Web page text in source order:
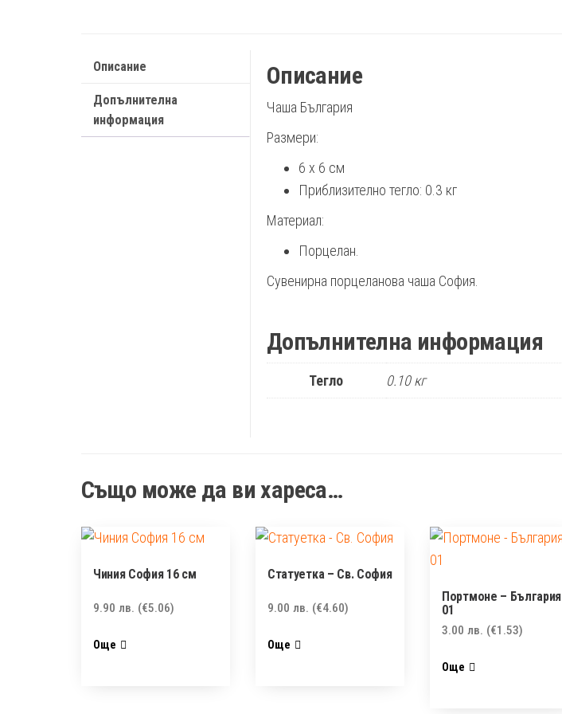
Описание
Допълнителна
информация
Описание
Чаша България
Размери:
6 х 6 см
Приблизително тегло: 0.3 кг
Материал:
Порцелан.
Сувенирна порцеланова чаша София.
Допълнителна информация
Тегло 0.10 кг
Също може да ви хареса…
Чиния София 16 см
9.90 лв. (€5.06)
Още
Статуетка – Св. София
9.00лв. (€4.60)
Още
Портмоне – България
01
3.00лв. (€1.53)
Още